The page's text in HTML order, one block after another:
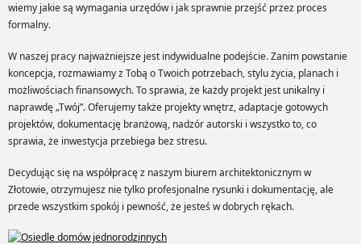
wiemy jakie są wymagania urzędów i jak sprawnie przejść przez proces
formalny.
W naszej pracy najważniejsze jest indywidualne podejście. Zanim powstanie
koncepcja, rozmawiamy z Tobą o Twoich potrzebach, stylu życia, planach i
możliwościach finansowych. To sprawia, że każdy projekt jest unikalny i
naprawdę „Twój”. Oferujemy także projekty wnętrz, adaptacje gotowych
projektów, dokumentację branżową, nadzór autorski i wszystko to, co
sprawia, że inwestycja przebiega bez stresu.
Decydując się na współpracę z naszym biurem architektonicznym w
Złotowie, otrzymujesz nie tylko profesjonalne rysunki i dokumentację, ale
przede wszystkim spokój i pewność, że jesteś w dobrych rękach.